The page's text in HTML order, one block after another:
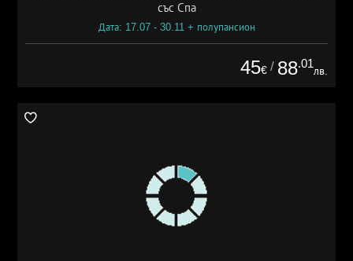
със Спа
Дата: 17.07 - 30.11 + полупансион
45€ / 88.01
лв.